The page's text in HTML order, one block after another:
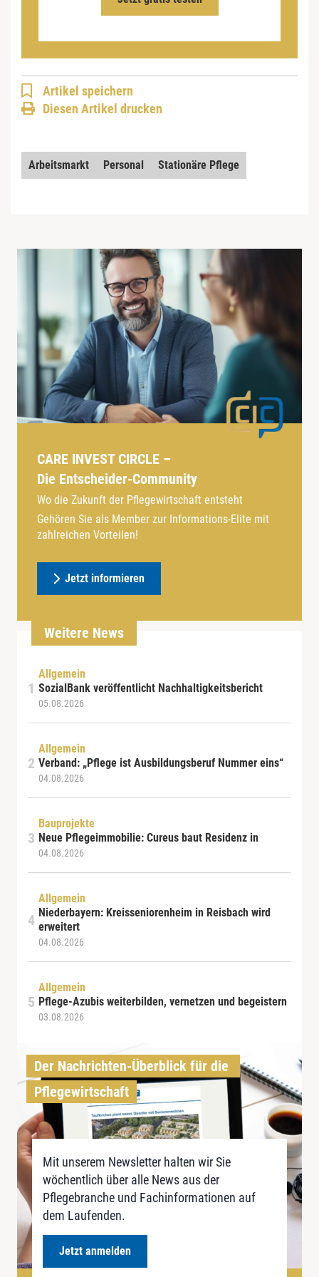
Artikel speichern
Diesen Artikel drucken
Arbeitsmarkt Personal Stationäre Pflege
CARE INVEST CIRCLE –
Die Entscheider-Community
Wo die Zukunft der Pflegewirtschaft entsteht
Gehören Sie als Member zur Informations-Elite mit
zahlreichen Vorteilen!
Jetzt informieren
Weitere News
Allgemein
SozialBank veröffentlicht Nachhaltigkeitsbericht
05.08.2026
Allgemein
Verband: „Pflege ist Ausbildungsberuf Nummer eins“
04.08.2026
Bauprojekte
Neue Pflegeimmobilie: Cureus baut Residenz in
04.08.2026
Allgemein
Niederbayern: Kreisseniorenheim in Reisbach wird
erweitert
04.08.2026
Allgemein
Pflege-Azubis weiterbilden, vernetzen und begeistern
03.08.2026
Der Nachrichten-Überblick für die
Pflegewirtschaft
Mit unserem Newsletter halten wir Sie
wöchentlich über alle News aus der
Pflegebranche und Fachinformationen auf
dem Laufenden.
Jetzt anmelden